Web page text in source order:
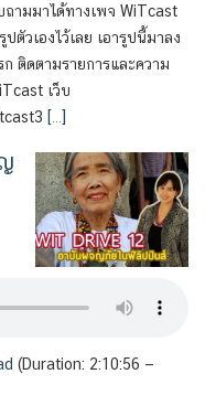
ามมาได้ทางเพจ WiTcast
วเองไว้เลย เอารูปนี้มาลง
ติดตามรายการและความ
เว็บ
[…]
(Duration: 2:10:56 —